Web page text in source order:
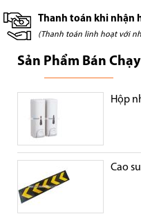
Thanh toán khi nhận
(Thanh toán linh hoạt với
Sản Phẩm Bán Chạy
Hộp
Cao